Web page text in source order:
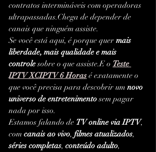
contratos intermináveis com operadoras
ultrapassadas.Chega de depender de
canais que ninguém assiste.
Se você está aqui, é porque quer mais
liberdade, mais qualidade e mais
controle sobre o que assiste.E o Teste
IPTV XCIPTV 6 Horas é exatamente o
que você precisa para descobrir um novo
universo de entretenimento sem pagar
nada por isso.
Estamos falando de TV online via IPTV,
com canais ao vivo, filmes atualizados,
séries completas, conteúdo adulto,